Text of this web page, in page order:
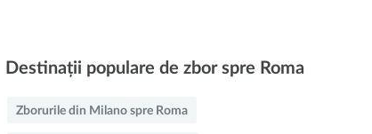
Destinații populare de zbor spre Roma
Zborurile din Milano spre Roma